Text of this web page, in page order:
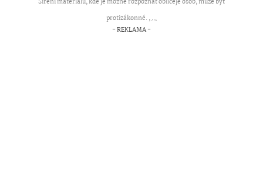
Šíření materiálů, kde je možné rozpoznat obličeje osob, může být
protizákonné. ,...